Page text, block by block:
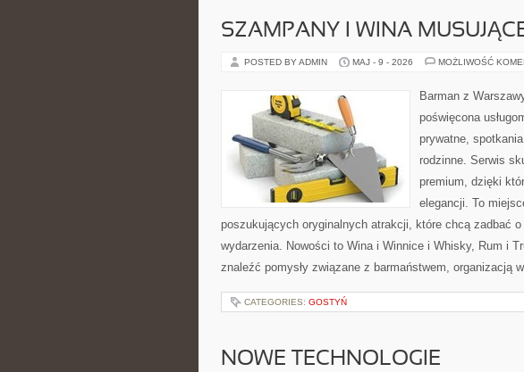
SZAMPANY I WINA
POSTED BY ADMIN MAJ - 9 - 2026 MOŻLIWOŚĆ
Barman z
poświęcona
prywatne,
rodzinne. Serwis
premium, dzięki
elegancji. To
poszukujących oryginalnych atrakcji, które chcą zadbać
wydarzenia. Nowości to Wina i Winnice i Whisky, Rum i
znaleźć pomysły związane z barmaństwem, organizacją
CATEGORIES: GOSTYŃ
NOWE TECHNOLOGIE